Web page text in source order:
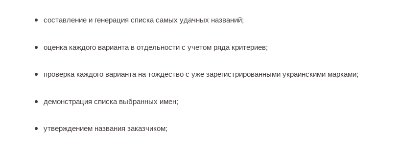
составление и генерация списка самых удачных названий;
оценка каждого варианта в отдельности с учетом ряда критериев;
проверка каждого варианта на тождество с уже зарегистрированными украинскими марками;
демонстрация списка выбранных имен;
утверждением названия заказчиком;